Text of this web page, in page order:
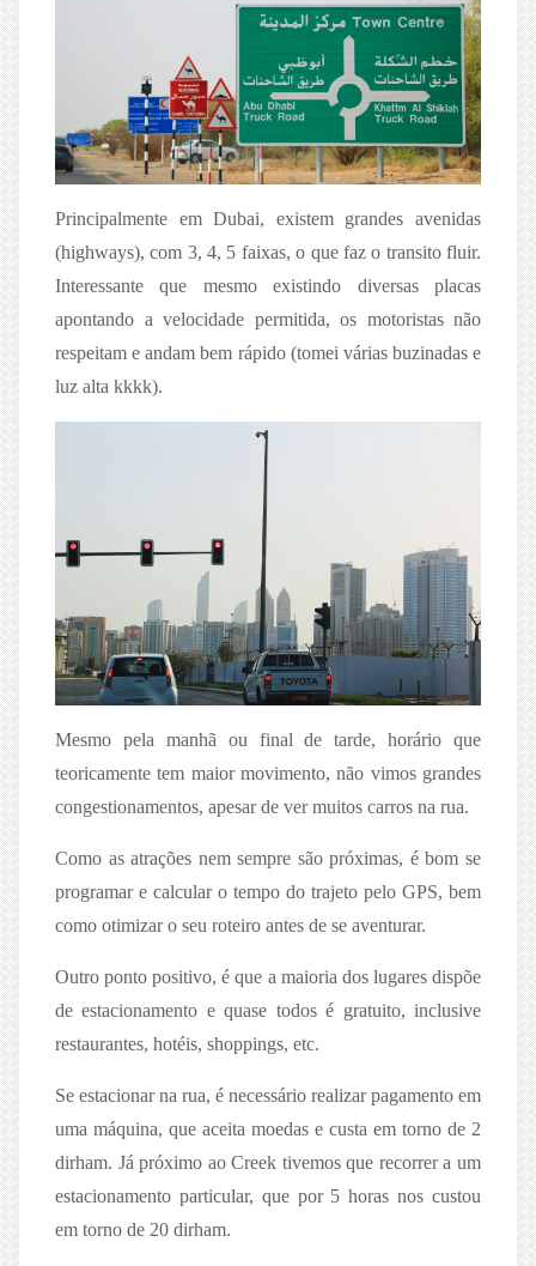
Principalmente em Dubai, existem grandes avenidas
(highways), com 3, 4, 5 faixas, o que faz o transito fluir.
Interessante que mesmo existindo diversas placas
apontando a velocidade permitida, os motoristas não
respeitam e andam bem rápido (tomei várias buzinadas e
luz alta kkkk).
Mesmo pela manhã ou final de tarde, horário que
teoricamente tem maior movimento, não vimos grandes
congestionamentos, apesar de ver muitos carros na rua.
Como as atrações nem sempre são próximas, é bom se
programar e calcular o tempo do trajeto pelo GPS, bem
como otimizar o seu roteiro antes de se aventurar.
Outro ponto positivo, é que a maioria dos lugares dispõe
de estacionamento e quase todos é gratuito, inclusive
restaurantes, hotéis, shoppings, etc.
Se estacionar na rua, é necessário realizar pagamento em
uma máquina, que aceita moedas e custa em torno de 2
dirham. Já próximo ao Creek tivemos que recorrer a um
estacionamento particular, que por 5 horas nos custou
em torno de 20 dirham.